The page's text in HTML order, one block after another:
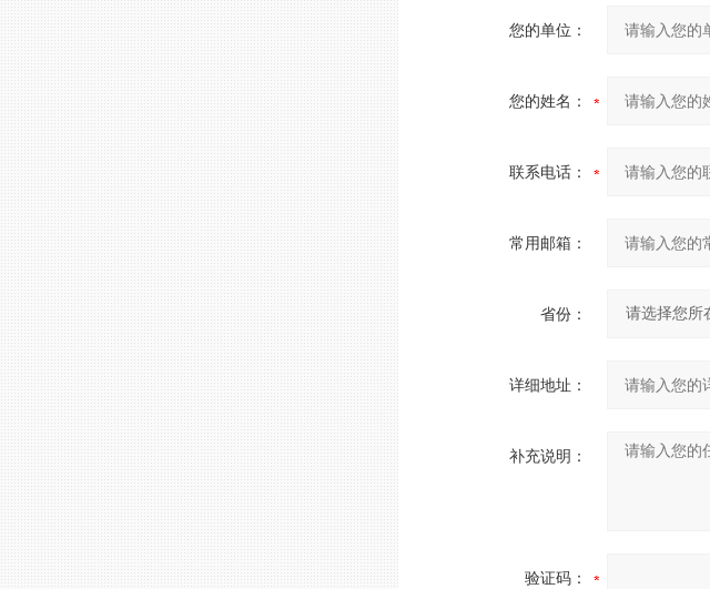
您的单位：
您的姓名：
联系电话：
常用邮箱：
省份：
详细地址：
补充说明：
验证码：